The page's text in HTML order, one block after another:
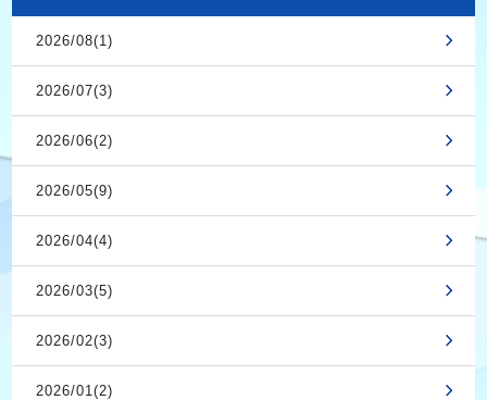
2026/08(1)
2026/07(3)
2026/06(2)
2026/05(9)
2026/04(4)
2026/03(5)
2026/02(3)
2026/01(2)